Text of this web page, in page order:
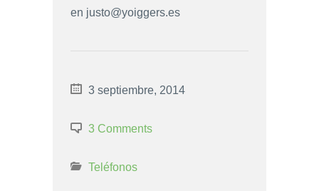
en justo@yoiggers.es
3 septiembre, 2014
3 Comments
Teléfonos